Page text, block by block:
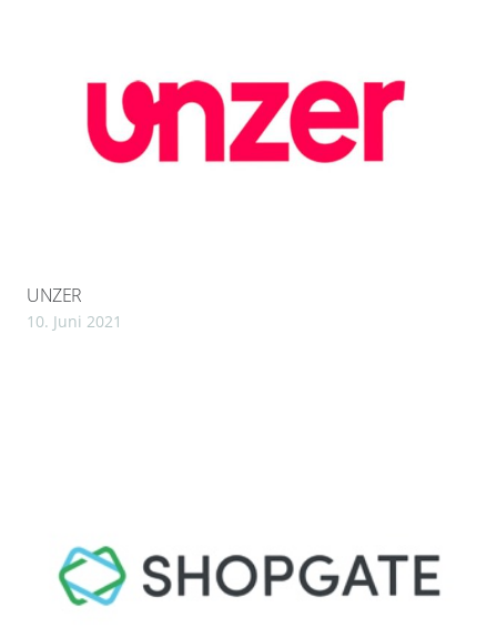
UNZER
10. Juni 2021